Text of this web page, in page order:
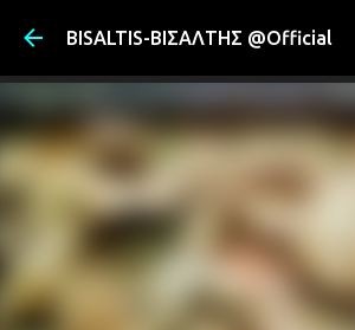
BISALTIS-ΒΙΣΑΛΤΗΣ @Official